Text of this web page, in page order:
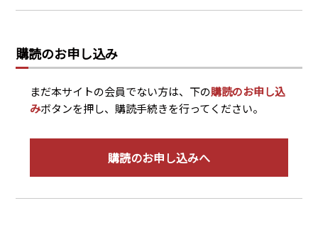
採用情報
購読のお申し込み
まだ本サイトの会員でない方は、下の購読のお申し込
みボタンを押し、購読手続きを行ってください。
購読のお申し込みへ